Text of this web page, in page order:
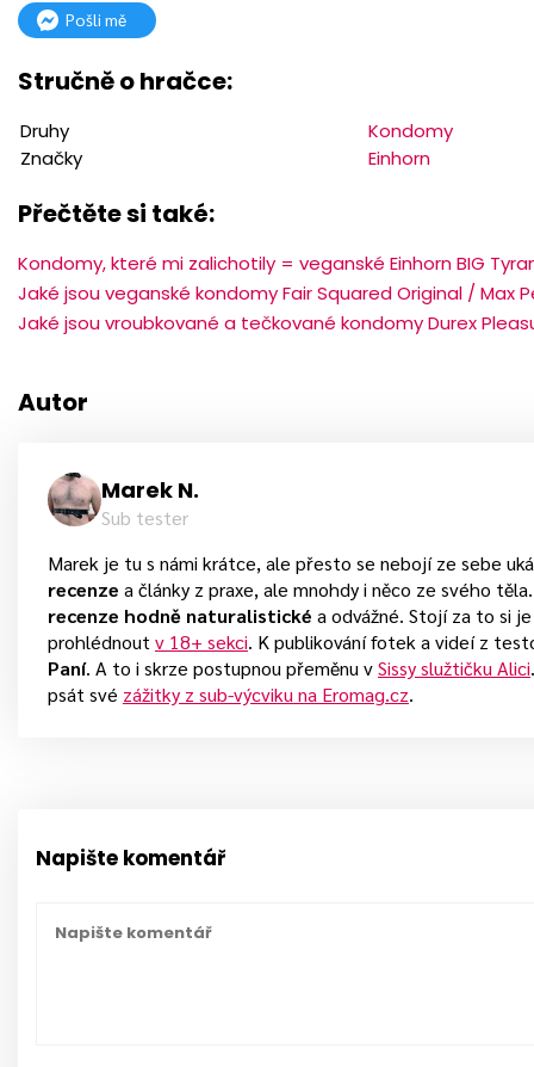
Pošli mě
Stručně o hračce:
Druhy
Kondomy
Značky
Einhorn
Přečtěte si také:
Kondomy, které mi zalichotily = veganské Einhorn BIG
Jaké jsou veganské kondomy Fair Squared Original / Max
Jaké jsou vroubkované a tečkované kondomy Durex
Autor
Marek N.
Sub tester
Marek je tu s námi krátce, ale přesto se nebojí ze sebe
recenze a články z praxe, ale mnohdy i něco ze svého
recenze hodně naturalistické a odvážné. Stojí za to si
prohlédnout v 18+ sekci. K publikování fotek a videí z
Paní. A to i skrze postupnou přeměnu vSissy služtičku Alici
psát své zážitky z sub-výcviku na Eromag.cz.
Napište komentář